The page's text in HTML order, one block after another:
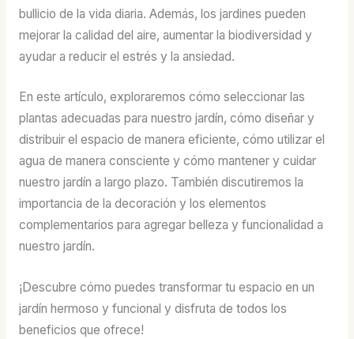
bullicio de la vida diaria. Además, los jardines pueden
mejorar la calidad del aire, aumentar la biodiversidad y
ayudar a reducir el estrés y la ansiedad.
En este artículo, exploraremos cómo seleccionar las
plantas adecuadas para nuestro jardín, cómo diseñar y
distribuir el espacio de manera eficiente, cómo utilizar el
agua de manera consciente y cómo mantener y cuidar
nuestro jardín a largo plazo. También discutiremos la
importancia de la decoración y los elementos
complementarios para agregar belleza y funcionalidad a
nuestro jardín.
¡Descubre cómo puedes transformar tu espacio en un
jardín hermoso y funcional y disfruta de todos los
beneficios que ofrece!